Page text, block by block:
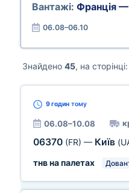
Вантажі: Франція —
06.08–06.10
Знайдено 45, на сторінці:
9 годин тому
06.08–10.08
06370 (FR) — Київ
тнв на палетах